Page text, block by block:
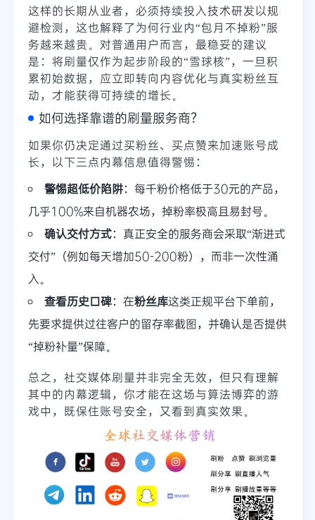
这样的长期从业者，必须持续投入技术研发以规
避检测，这也解释了为何行业内“包月不掉粉”服
务越来越贵。对普通用户而言，最稳妥的建议
是：将刷量仅作为起步阶段的“雪球核”，一旦积
累初始数据，应立即转向内容优化与真实粉丝互
动，才能获得可持续的增长。
如何选择靠谱的刷量服务商？
如果你仍决定通过买粉丝、买点赞来加速账号成
长，以下三点内幕信息值得警惕：
警惕超低价陷阱：每千粉价格低于30元的产品，
几乎100%来自机器农场，掉粉率极高且易封号。
确认交付方式：真正安全的服务商会采取“渐进式
交付”（例如每天增加50-200粉），而非一次性涌
入。
查看历史口碑：在粉丝库这类正规平台下单前，
先要求提供过往客户的留存率截图，并确认是否提供
“掉粉补量”保障。
总之，社交媒体刷量并非完全无效，但只有理解
其中的内幕逻辑，你才能在这场与算法博弈的游
戏中，既保住账号安全，又看到真实效果。